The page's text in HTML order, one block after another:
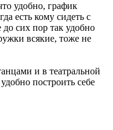
удобно, график
есть кому сидеть с
сих пор так удобно
всякие, тоже не
и в театральной
построить себе